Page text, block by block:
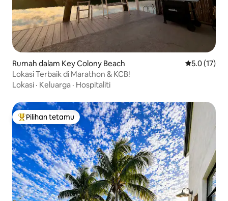
Rumah dalam Key Colony Beach Penarafan
5.0 (17)
Lokasi Terbaik di Marathon & KCB!
Lokasi · Keluarga · Hospitaliti
Pilihan utama tetamu
Pilihan tetamu